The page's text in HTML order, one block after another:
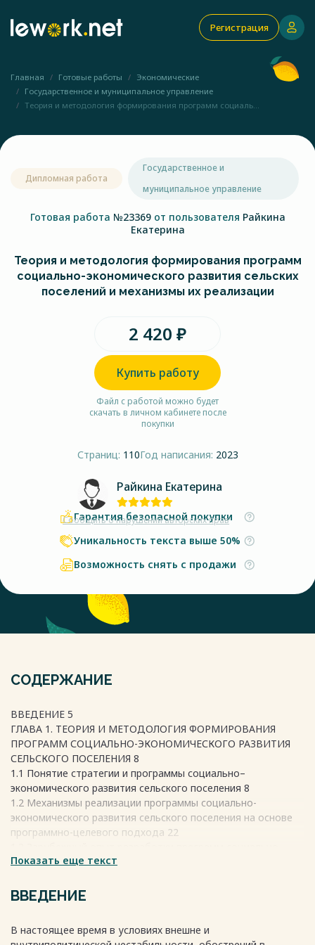
Регистрация
Главная Готовые работы
Экономические
Государственное и муниципальное управление
Теория и методология формирования программ социаль...
Дипломная работа
Государственное и
муниципальное управление
Готовая работа №23369 от пользователя Райкина
Екатерина
Теория и методология формирования программ
социально-экономического развития сельских
поселений и механизмы их реализации
2 420 ₽
Купить работу
Файл с работой можно будет
скачать в личном кабинете после
покупки
Страниц: 110Год написания: 2023
Райкина Екатерина
Сообщить о нарушении авторских прав
Гарантия безопасной покупки
Уникальность текста выше 50%
Возможность снять с продажи
СОДЕРЖАНИЕ
ВВЕДЕНИЕ 5
ГЛАВА 1. ТЕОРИЯ И МЕТОДОЛОГИЯ ФОРМИРОВАНИЯ
ПРОГРАММ СОЦИАЛЬНО-ЭКОНОМИЧЕСКОГО РАЗВИТИЯ
СЕЛЬСКОГО ПОСЕЛЕНИЯ 8
1.1 Понятие стратегии и программы социально–
экономического развития сельского поселения 8
1.2 Механизмы реализации программы социально-
экономического развития сельского поселения на основе
программно-целевого подхода 22
экономического развития сельских поселений 29
ЭКОНОМИЧЕСКОГО РАЗВИТИЯ СЕЛЬСКОГО ПОСЕЛЕНИЯ В
ОРЛОВСКОЙ ОБЛАСТИ 38
Корсунского сельского поселения Верховского района
Показать еще текст
ВВЕДЕНИЕ
В настоящее время в условиях внешне и